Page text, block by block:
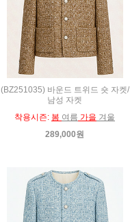
(BZ251035) 바운드 트위드 숏 자켓/
남성 자켓
착용시즌: 봄 여름 가을 겨울
289,000원